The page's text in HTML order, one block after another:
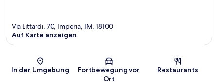
Karte
Via Littardi, 70, Imperia, IM, 18100
Auf Karte anzeigen
In der Umgebung
Fortbewegung vor
Ort
Restaurants